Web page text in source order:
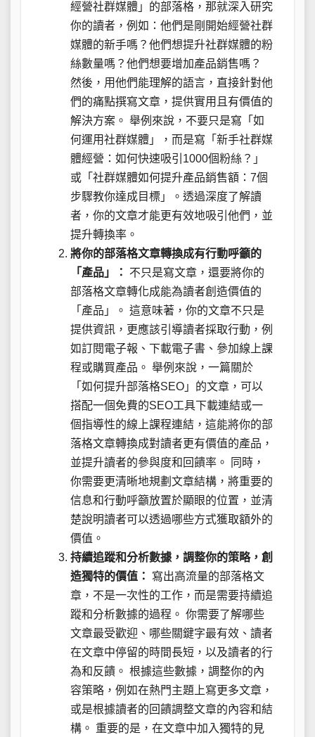
經營社群媒體」的部落格，那就深入研究
你的讀者，例如：他們是剛開始經營社群
媒體的新手嗎？他們想提升社群媒體的粉
絲數量嗎？他們想要增加產品銷售嗎？
然後，用他們能理解的語言，直接針對他
們的痛點撰寫文章，提供實用且有價值的
解決方案。 舉例來說，不要只是寫「如
何運用社群媒體」，而是寫「新手社群媒
體經營：如何快速吸引1000個粉絲？」
或「社群媒體如何提升產品銷售額：7個
步驟教你達成目標」。透過深度了解讀
者，你的文章才能更有效地吸引他們，並
提升轉換率。
將你的部落格文章轉換成有行動呼籲的
「產品」：
不只是寫文章，還要將你的
部落格文章轉化成能為讀者創造價值的
「產品」。 這意味著，你的文章不只是
提供資訊，更應該引導讀者採取行動，例
如訂閱電子報、下載電子書、參加線上課
程或購買產品。 舉例來說，一篇關於
「如何提升部落格SEO」的文章，可以
搭配一個免費的SEO工具下載連結或一
個指導性的線上課程連結，這能將你的部
落格文章轉換成對讀者更有價值的產品，
並提升讀者的參與度和回饋率。 同時，
你需要更清晰地規劃文章結構，將重要的
信息和行動呼籲放置於顯眼的位置，並清
楚說明讀者可以透過哪些方式獲取額外的
價值。
持續追蹤和分析數據，調整你的策略，創
造獨特的價值：
寫出高流量的部落格文
章，不是一次性的工作，而是需要持續追
蹤和分析數據的過程。 你需要了解哪些
文章最受歡迎、哪些關鍵字最有效、讀者
在文章中停留的時間長短，以及讀者的行
為和反饋。 根據這些數據，調整你的內
容策略，例如在熱門主題上寫更多文章，
或是根據讀者的回饋調整文章的內容和結
構。 重要的是，在文章中加入獨特的見